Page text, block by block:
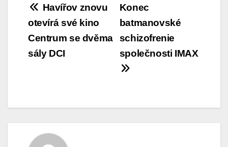
Navigace
pro
příspěvek
Konec
batmanovské
schizofrenie
společnosti IMAX
Havířov znovu
otevírá své kino
Centrum se dvěma
sály DCI